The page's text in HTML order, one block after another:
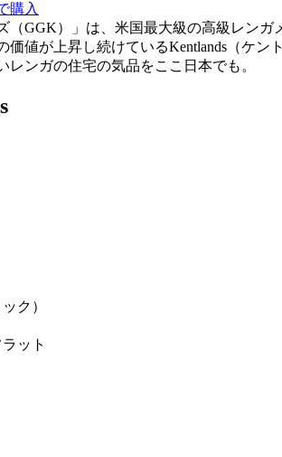
購入
（GGK）」は、米国最大級の高級レン
価値が上昇し続けているKentlands（ケ
レンガの住宅の気品をここ日本でも。
ク）
ット